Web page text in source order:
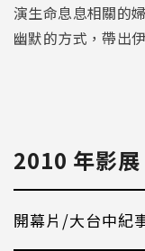
演生命息息相關的
幽默的方式，帶出
2010 年影展
開幕片/大台中紀